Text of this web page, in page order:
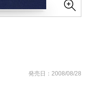
発売日：2008/08/28